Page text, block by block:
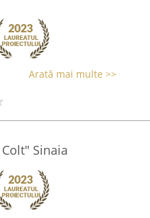
Arată mai multe >>
Sinaia